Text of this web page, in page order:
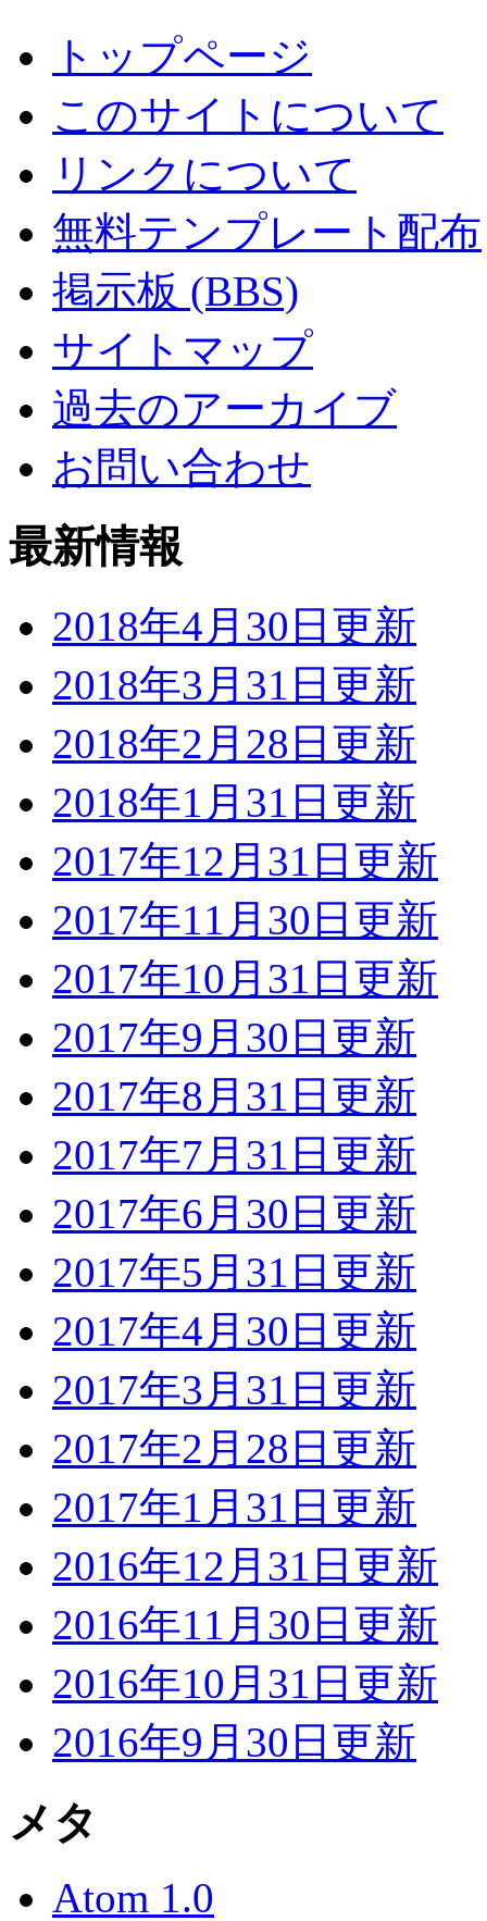
トップページ
このサイトについて
リンクについて
無料テンプレート配布
掲示板 (BBS)
サイトマップ
過去のアーカイブ
お問い合わせ
最新情報
2018年4月30日更新
2018年3月31日更新
2018年2月28日更新
2018年1月31日更新
2017年12月31日更新
2017年11月30日更新
2017年10月31日更新
2017年9月30日更新
2017年8月31日更新
2017年7月31日更新
2017年6月30日更新
2017年5月31日更新
2017年4月30日更新
2017年3月31日更新
2017年2月28日更新
2017年1月31日更新
2016年12月31日更新
2016年11月30日更新
2016年10月31日更新
2016年9月30日更新
メタ
Atom 1.0